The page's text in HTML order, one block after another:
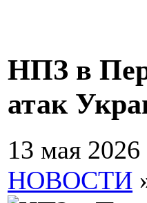
НПЗ в
атак
13 мая
НОВОСТИ